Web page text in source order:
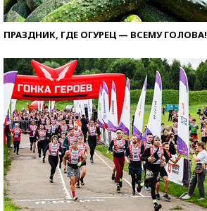
ПРАЗДНИК, ГДЕ ОГУРЕЦ — ВСЕМУ ГОЛОВА!